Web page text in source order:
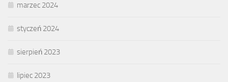
marzec 2024
styczeń 2024
sierpień 2023
lipiec 2023